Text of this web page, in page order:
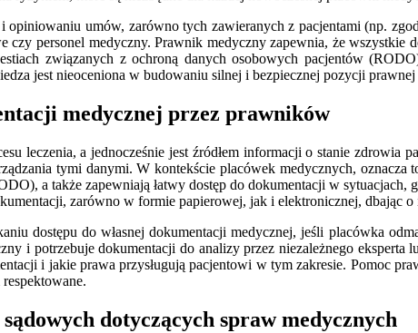
umów, zarówno tych zawieranych z pacjentami (np.
czy personel medyczny. Prawnik medyczny zapewnia, że
związanych z ochroną danych osobowych pacjentów
jest nieoceniona w budowaniu silnej i bezpiecznej pozycji
medycznej przez prawników
leczenia, a jednocześnie jest źródłem informacji o stanie zdrowia
tymi danymi. W kontekście placówek medycznych,
a także zapewniają łatwy dostęp do dokumentacji w
zarówno w formie papierowej, jak i elektronicznej, dbając
dostępu do własnej dokumentacji medycznej, jeśli placówka
i potrzebuje dokumentacji do analizy przez niezależnego
i jakie prawa przysługują pacjentowi w tym zakresie. Pomoc
dotyczących spraw medycznych